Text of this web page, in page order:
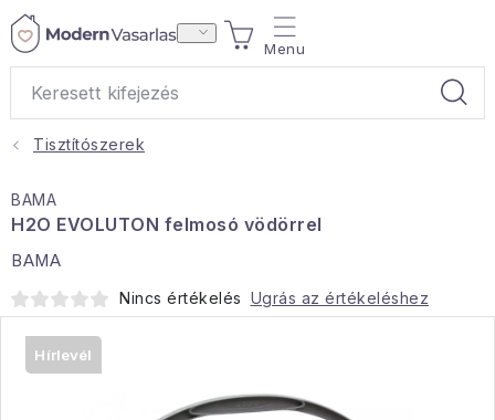
Ugrás
KOSÁR
Otthoni illatok
Lakástextil
Tisztítószerek
BAMA
H2O EVOLUTON felmosó vödörrel
BAMA
Nincs értékelés Ugrás az értékeléshez
Hírlevél